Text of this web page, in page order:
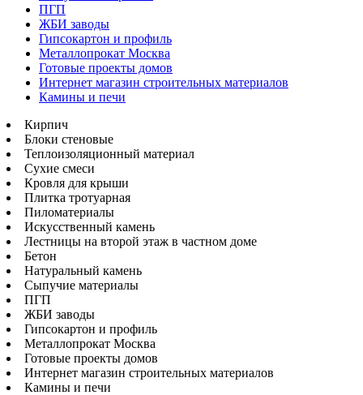
ПГП
ЖБИ заводы
Гипсокартон и профиль
Металлопрокат Москва
Готовые проекты домов
Интернет магазин строительных материалов
Камины и печи
Кирпич
Блоки стеновые
Теплоизоляционный материал
Сухие смеси
Кровля для крыши
Плитка тротуарная
Пиломатериалы
Искусственный камень
Лестницы на второй этаж в частном доме
Бетон
Натуральный камень
Сыпучие материалы
ПГП
ЖБИ заводы
Гипсокартон и профиль
Металлопрокат Москва
Готовые проекты домов
Интернет магазин строительных материалов
Камины и печи